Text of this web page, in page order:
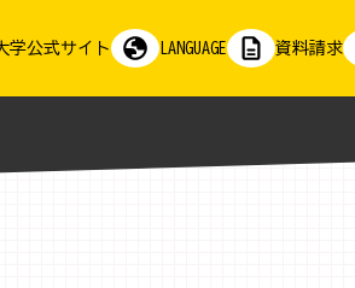
学公式サイト LANGUAGE 資料請求